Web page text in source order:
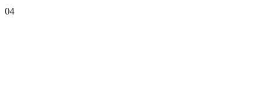
04